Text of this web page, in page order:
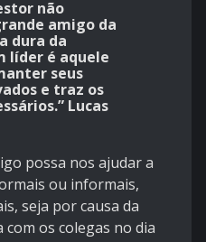
não
amigo da
dura da
líder é aquele
seus
e traz os
Lucas
possa nos ajudar a
ou informais,
seja por causa da
com os colegas no dia